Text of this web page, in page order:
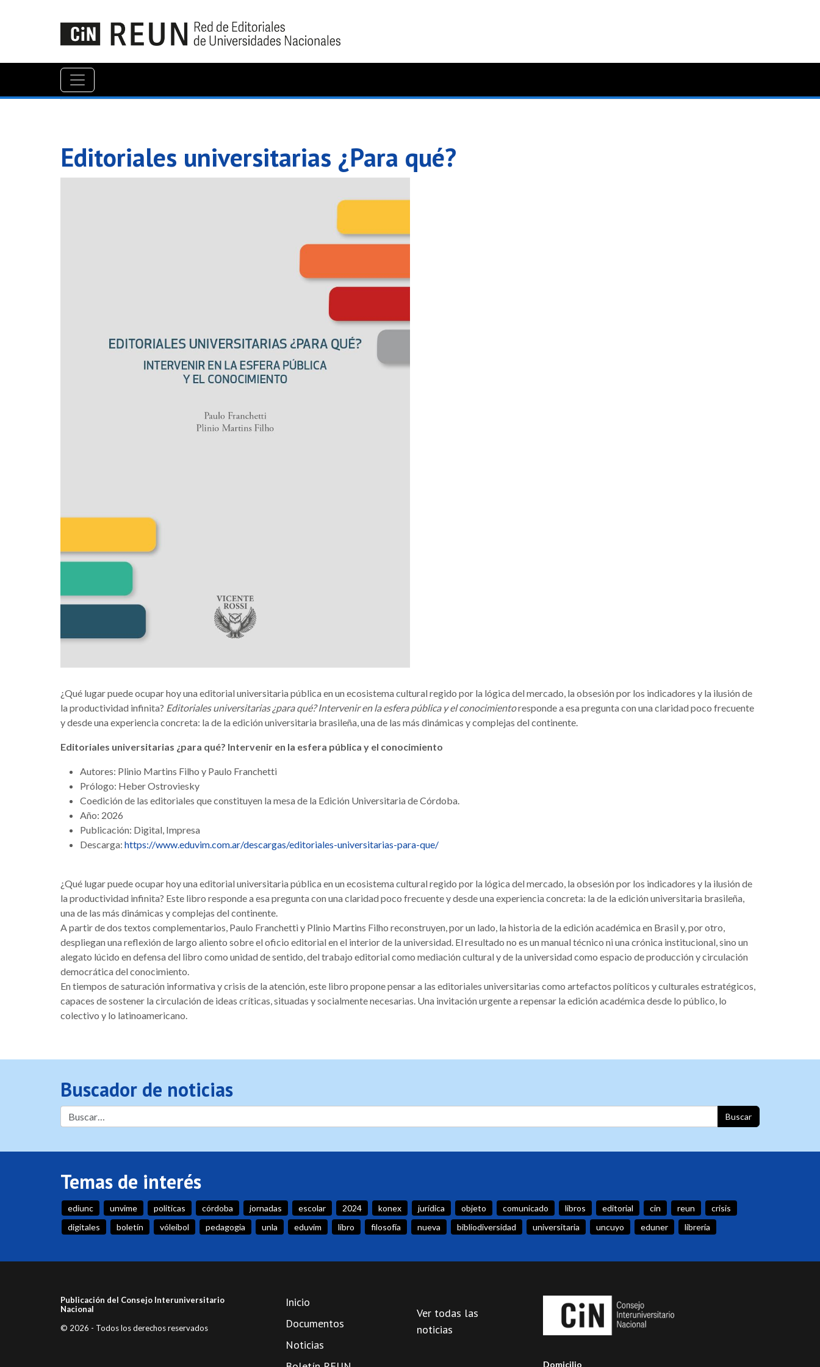
Editoriales universitarias ¿Para qué?
¿Qué lugar puede ocupar hoy una editorial universitaria pública en un ecosistema cultural regido por la lógica del mercado, la obsesión por los indicadores y la ilusión de
la productividad infinita? Editoriales universitarias ¿para qué? Intervenir en la esfera pública y el conocimientoresponde a esa pregunta con una claridad poco frecuente
y desde una experiencia concreta: la de la edición universitaria brasileña, una de las más dinámicas y complejas del continente.
Editoriales universitarias ¿para qué? Intervenir en la esfera pública y el conocimiento
Autores: Plinio Martins Filho y Paulo Franchetti
Prólogo: Heber Ostroviesky
Coedición de las editoriales que constituyen la mesa de la Edición Universitaria de Córdoba.
Año: 2026
Publicación: Digital, Impresa
Descarga: https://www.eduvim.com.ar/descargas/editoriales-universitarias-para-que/
¿Qué lugar puede ocupar hoy una editorial universitaria pública en un ecosistema cultural regido por la lógica del mercado, la obsesión por los indicadores y la ilusión de
la productividad infinita? Este libro responde a esa pregunta con una claridad poco frecuente y desde una experiencia concreta: la de la edición universitaria brasileña,
una de las más dinámicas y complejas del continente.
A partir de dos textos complementarios, Paulo Franchetti y Plinio Martins Filho reconstruyen, por un lado, la historia de la edición académica en Brasil y, por otro,
despliegan una reflexión de largo aliento sobre el oficio editorial en el interior de la universidad. El resultado no es un manual técnico ni una crónica institucional, sino un
alegato lúcido en defensa del libro como unidad de sentido, del trabajo editorial como mediación cultural y de la universidad como espacio de producción y circulación
democrática del conocimiento.
En tiempos de saturación informativa y crisis de la atención, este libro propone pensar a las editoriales universitarias como artefactos políticos y culturales estratégicos,
capaces de sostener la circulación de ideas críticas, situadas y socialmente necesarias. Una invitación urgente a repensar la edición académica desde lo público, lo
colectivo y lo latinoamericano.
Buscador de noticias
Buscar
Temas de interés
ediunc unvime politicas córdoba jornadas escolar 2024 konex jurídica objeto comunicado libros editorial cin reun
crisis
digitales
boletín vóleibol pedagogia unla eduvim libro filosofía nueva bibliodiversidad universitaria uncuyo eduner librería
Publicación del Consejo Interuniversitario
Nacional
© 2026 - Todos los derechos reservados
Inicio
Documentos
Noticias
Ver todas las
noticias
Domicilio